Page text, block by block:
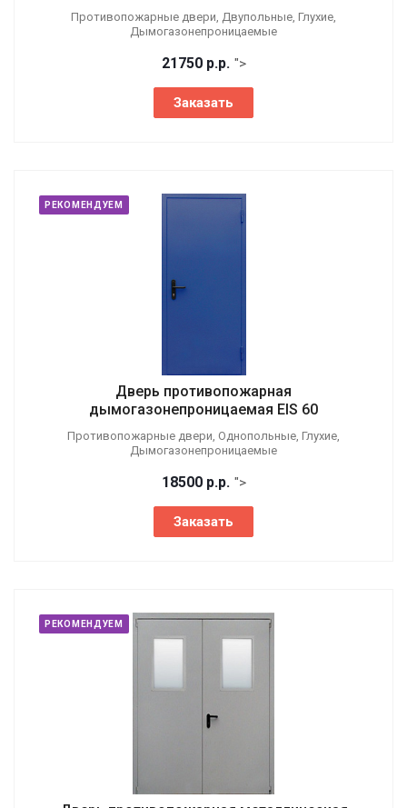
Противопожарные двери, Двупольные, Глухие,
Дымогазонепроницаемые
21750 р.р. ">
Заказать
РЕКОМЕНДУЕМ
Дверь противопожарная
дымогазонепроницаемая EIS 60
Противопожарные двери, Однопольные, Глухие,
Дымогазонепроницаемые
18500 р.р. ">
Заказать
РЕКОМЕНДУЕМ